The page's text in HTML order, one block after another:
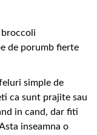
de porumb fierte
simple de
ca sunt prajite sau
in cand, dar fiti
inseamna o